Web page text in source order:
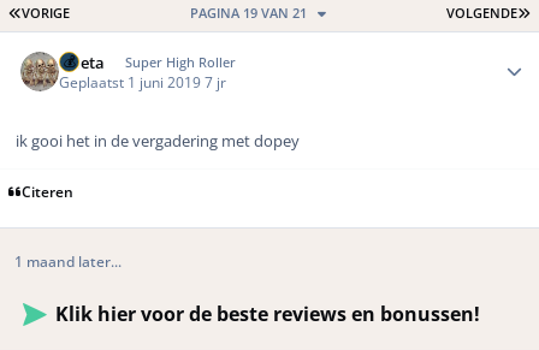
EERSTE PAGINA
VORIGE VOLGENDE
PAGINA 19 VAN 21
ruleta Super High Roller
Geplaatst 1 juni 20197 jr
ik gooi het in de vergadering met dopey
Citeren
1 maand later...
Klik hier voor de beste reviews en bonussen!